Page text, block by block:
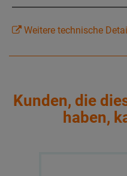
Weitere technische
Kunden, die
haben,